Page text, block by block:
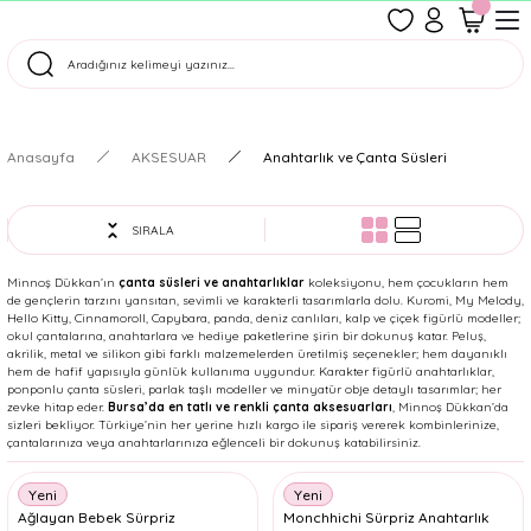
Tüm Siparişler Aynı Gün Kargoda!
Anasayfa AKSESUAR Anahtarlık ve Çanta Süsleri
SIRALA
Minnoş Dükkan’ın çanta süsleri ve anahtarlıklar koleksiyonu, hem çocukların hem
de gençlerin tarzını yansıtan, sevimli ve karakterli tasarımlarla dolu. Kuromi, My Melody,
Hello Kitty, Cinnamoroll, Capybara, panda, deniz canlıları, kalp ve çiçek figürlü modeller;
okul çantalarına, anahtarlara ve hediye paketlerine şirin bir dokunuş katar. Peluş,
akrilik, metal ve silikon gibi farklı malzemelerden üretilmiş seçenekler; hem dayanıklı
hem de hafif yapısıyla günlük kullanıma uygundur. Karakter figürlü anahtarlıklar,
ponponlu çanta süsleri, parlak taşlı modeller ve minyatür obje detaylı tasarımlar; her
zevke hitap eder. Bursa’da en tatlı ve renkli çanta aksesuarları, Minnoş Dükkan’da
sizleri bekliyor. Türkiye’nin her yerine hızlı kargo ile sipariş vererek kombinlerinize,
çantalarınıza veya anahtarlarınıza eğlenceli bir dokunuş katabilirsiniz.
Yeni
Ağlayan Bebek Sürpriz
Yeni
Monchhichi Sürpriz Anahtarlık